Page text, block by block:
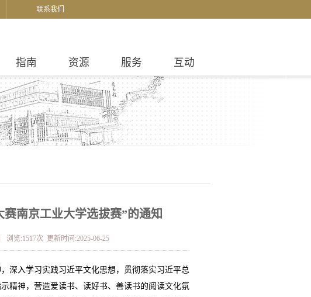
联系我们
指南 资源 服务 互动
南京工业大学选拔赛”的通知
浏览:1517次 更新时间:2025-06-25
深入学习实践习近平文化思想，贯彻落实习近平总
精神，营造爱读书、读好书、善读书的阅读文化氛